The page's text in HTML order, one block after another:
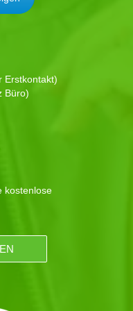
Erstkontakt)
Büro)
kostenlose